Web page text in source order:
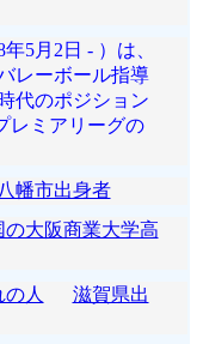
5月2日 - ）は、
レーボール指導
代のポジション
レミアリーグの
幡市出身者
の大阪商業大学高
人
滋賀県出